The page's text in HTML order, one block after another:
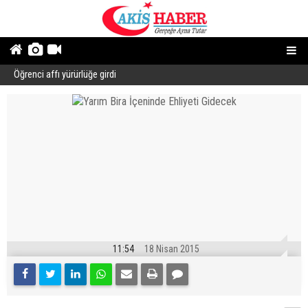
Öğrenci affı yürürlüğe girdi
11:54 18 Nisan 2015